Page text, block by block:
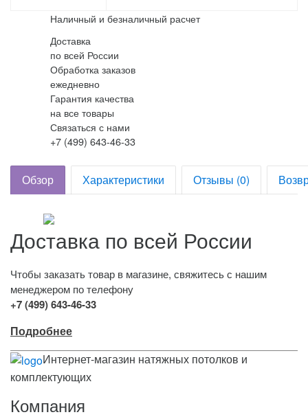
Наличный и безналичный расчет
Доставка
по всей России
Обработка заказов
ежедневно
Гарантия качества
на все товары
Связаться с нами
+7 (499) 643-46-33
Обзор Характеристики Отзывы (0)
Доставка по всей России
Чтобы заказать товар в магазине, свяжитесь с нашим
менеджером по телефону
+7 (499) 643-46-33
Подробнее
Интернет-магазин натяжных потолков и
комплектующих
Компания